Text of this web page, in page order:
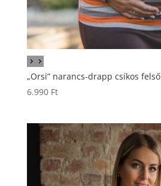
„Orsi” narancs-drapp csíkos felső
6.990 Ft